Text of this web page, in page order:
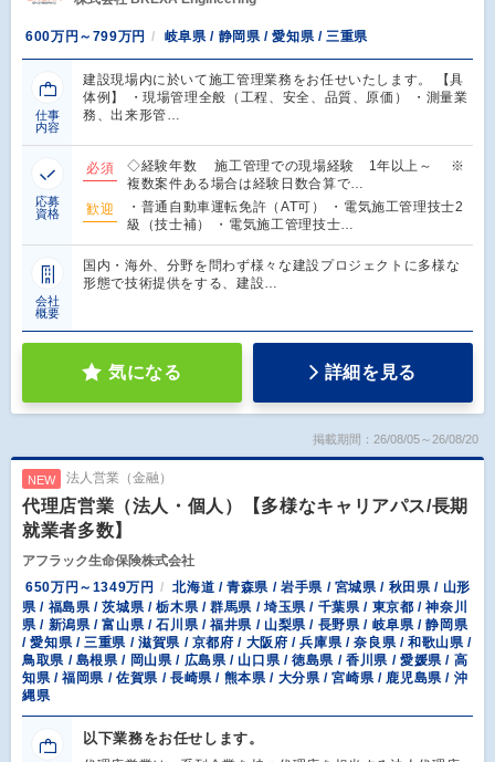
600万円～799万円 岐阜県 / 静岡県 / 愛知県 / 三重県
仕事
内容
建設現場内に於いて施工管理業務をお任せいたします。 【具
体例】 ・現場管理全般（工程、安全、品質、原価） ・測量業
務、出来形管…
応募
資格
必須
◇経験年数 施工管理での現場経験 1年以上～ ※
複数案件ある場合は経験日数合算で…
歓迎
・普通自動車運転免許（AT可） ・電気施工管理技士2
級（技士補） ・電気施工管理技士…
会社
概要
国内・海外、分野を問わず様々な建設プロジェクトに多様な
形態で技術提供をする、建設…
気になる 詳細を見る
掲載期間：26/08/05～26/08/20
NEW 法人営業（金融）
代理店営業（法人・個人）【多様なキャリアパス/長期
就業者多数】
アフラック生命保険株式会社
650万円～1349万円
北海道 / 青森県 / 岩手県 / 宮城県 / 秋田県 / 山形
県 / 福島県 / 茨城県 / 栃木県 / 群馬県 / 埼玉県 / 千葉県 / 東京都 / 神奈川
県 / 新潟県 / 富山県 / 石川県 / 福井県 / 山梨県 / 長野県 / 岐阜県 / 静岡県
/ 愛知県 / 三重県 / 滋賀県 / 京都府 / 大阪府 / 兵庫県 / 奈良県 / 和歌山県 /
鳥取県 / 島根県 / 岡山県 / 広島県 / 山口県 / 徳島県 / 香川県 / 愛媛県 / 高
知県 / 福岡県 / 佐賀県 / 長崎県 / 熊本県 / 大分県 / 宮崎県 / 鹿児島県 / 沖
縄県
以下業務をお任せします。